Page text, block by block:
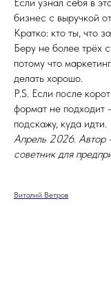
бизнес с выручкой
Кратко: кто ты, что
Беру не более трёх
потому что
делать хорошо.
P.S. Если после
формат не подходит
подскажу, куда идти.
Апрель 2026. Автор
советник для
Виталий Ветров